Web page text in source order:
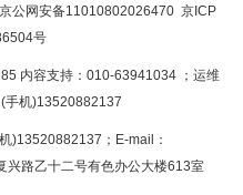
京公网安备11010802026470 京ICP
号
内容支持：010-63941034 ；运维
手机)13520882137
)13520882137；E-mail：
兴路乙十二号有色办公大楼613室